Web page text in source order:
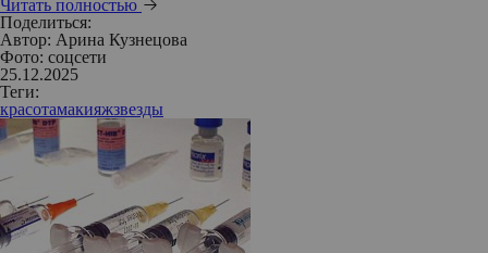
Читать полностью
Поделиться:
Автор: Арина Кузнецова
Фото: соцсети
25.12.2025
Теги:
красотамакияжзвезды